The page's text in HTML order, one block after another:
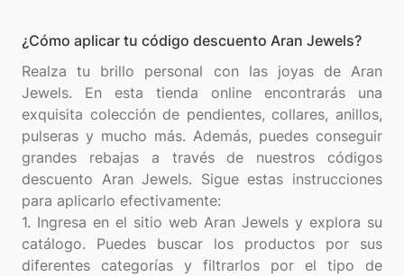
¿Cómo aplicar tu código descuento Aran Jewels?
Realza tu brillo personal con las joyas de Aran
Jewels. En esta tienda online encontrarás una
exquisita colección de pendientes, collares, anillos,
pulseras y mucho más. Además, puedes conseguir
grandes rebajas a través de nuestros códigos
descuento Aran Jewels. Sigue estas instrucciones
para aplicarlo efectivamente:
1. Ingresa en el sitio web Aran Jewels y explora su
catálogo. Puedes buscar los productos por sus
diferentes categorías y filtrarlos por el tipo de